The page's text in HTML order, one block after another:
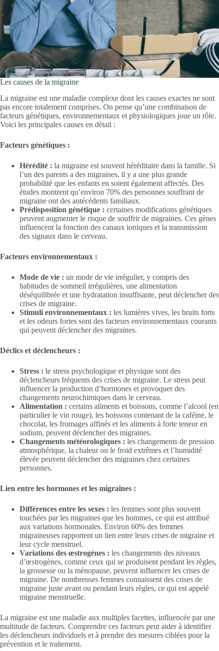
Les causes de la migraine
La migraine est une maladie complexe dont les causes exactes ne sont
pas encore totalement comprises. On pense qu’une combinaison de
facteurs génétiques, environnementaux et physiologiques joue un rôle.
Voici les principales causes en détail :
Facteurs génétiques :
Hérédité : la migraine est souvent héréditaire dans la famille. Si
l’un des parents a des migraines, il y a une plus grande
probabilité que les enfants en soient également affectés. Des
études montrent qu’environ 70% des personnes souffrant de
migraine ont des antécédents familiaux.
Prédisposition génétique : certaines modifications génétiques
peuvent augmenter le risque de souffrir de migraines. Ces gènes
influencent la fonction des canaux ioniques et la transmission
des signaux dans le cerveau.
Facteurs environnementaux :
Mode de vie : un mode de vie irrégulier, y compris des
habitudes de sommeil irrégulières, une alimentation
déséquilibrée et une hydratation insuffisante, peut déclencher des
crises de migraine.
Stimuli environnementaux : les lumières vives, les bruits forts
et les odeurs fortes sont des facteurs environnementaux courants
qui peuvent déclencher des migraines.
Déclics et déclencheurs :
Stress : le stress psychologique et physique sont des
déclencheurs fréquents des crises de migraine. Le stress peut
influencer la production d’hormones et provoquer des
changements neurochimiques dans le cerveau.
Alimentation : certains aliments et boissons, comme l’alcool (en
particulier le vin rouge), les boissons contenant de la caféine, le
chocolat, les fromages affinés et les aliments à forte teneur en
sodium, peuvent déclencher des migraines.
Changements météorologiques : les changements de pression
atmosphérique, la chaleur ou le froid extrêmes et l’humidité
élevée peuvent déclencher des migraines chez certaines
personnes.
Lien entre les hormones et les migraines :
Différences entre les sexes : les femmes sont plus souvent
touchées par les migraines que les hommes, ce qui est attribué
aux variations hormonales. Environ 60% des femmes
migraineuses rapportent un lien entre leurs crises de migraine et
leur cycle menstruel.
Variations des œstrogènes : les changements des niveaux
d’œstrogènes, comme ceux qui se produisent pendant les règles,
la grossesse ou la ménopause, peuvent influencer les crises de
migraine. De nombreuses femmes connaissent des crises de
migraine juste avant ou pendant leurs règles, ce qui est appelé
migraine menstruelle.
La migraine est une maladie aux multiples facettes, influencée par une
multitude de facteurs. Comprendre ces facteurs peut aider à identifier
les déclencheurs individuels et à prendre des mesures ciblées pour la
prévention et le traitement.